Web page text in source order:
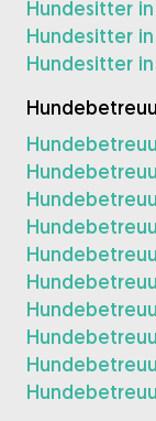
Hundesitter
Hundesitter
Hundesitter